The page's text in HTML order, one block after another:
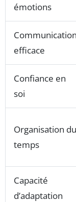
émotions
Communication
efficace
Confiance en
soi
Organisation du
temps
Capacité
d’adaptation